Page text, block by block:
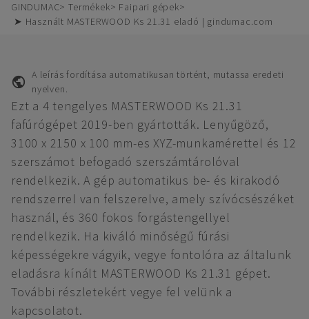
GINDUMAC Termékek
Faipari gépek
➤ Használt MASTERWOOD Ks 21.31 eladó | gindumac.com
A leírás fordítása automatikusan történt, mutassa eredeti
nyelven.
Ezt a 4 tengelyes MASTERWOOD Ks 21.31
fafúrógépet 2019-ben gyártották. Lenyűgöző,
3100 x 2150 x 100 mm-es XYZ-munkamérettel és 12
szerszámot befogadó szerszámtárolóval
rendelkezik. A gép automatikus be- és kirakodó
rendszerrel van felszerelve, amely szívócsészéket
használ, és 360 fokos forgástengellyel
rendelkezik. Ha kiváló minőségű fúrási
képességekre vágyik, vegye fontolóra az általunk
eladásra kínált MASTERWOOD Ks 21.31 gépet.
További részletekért vegye fel velünk a
kapcsolatot.